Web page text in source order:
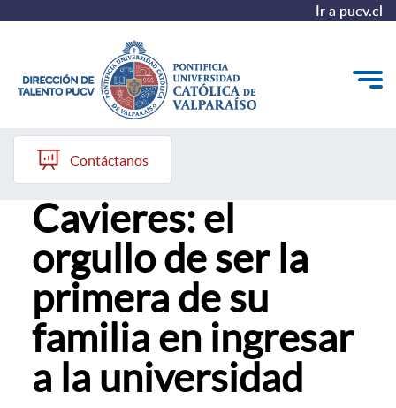
Ir a pucv.cl
Quiénes somos
Nuestros Programas
Investigación
Recursos
Contáctanos
Madeline
Cavieres: el
orgullo de ser la
primera de su
familia en ingresar
a la universidad